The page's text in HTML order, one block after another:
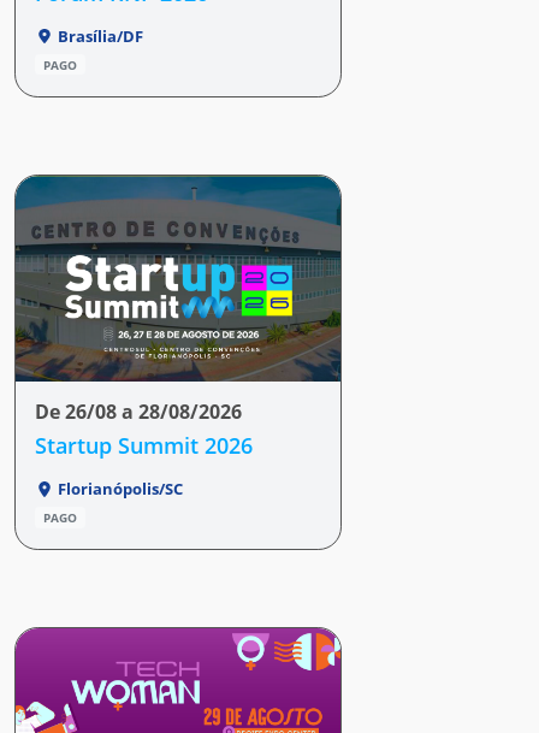
Brasília/DF
PAGO
De 26/08 a 28/08/2026
Startup Summit 2026
Florianópolis/SC
PAGO